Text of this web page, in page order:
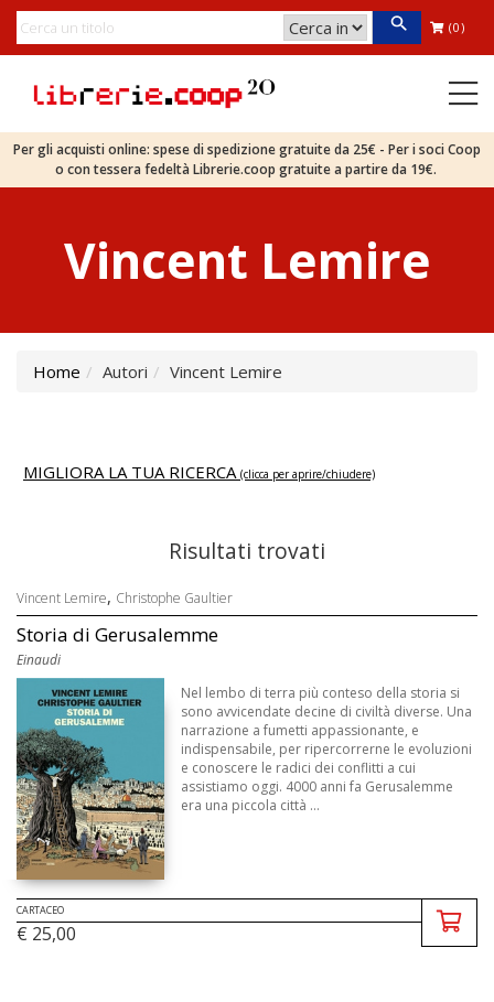
(0)
Per gli acquisti online: spese di spedizione gratuite da 25€ - Per i soci Coop
o con tessera fedeltà Librerie.coop gratuite a partire da 19€.
Vincent Lemire
Home Autori Vincent Lemire
MIGLIORA LA TUA RICERCA (clicca per aprire/chiudere)
Risultati trovati
Vincent Lemire, Christophe Gaultier
Storia di Gerusalemme
Einaudi
Nel lembo di terra più conteso della storia si
sono avvicendate decine di civiltà diverse. Una
narrazione a fumetti appassionante, e
indispensabile, per ripercorrerne le evoluzioni
e conoscere le radici dei conflitti a cui
assistiamo oggi. 4000 anni fa Gerusalemme
era una piccola città ...
CARTACEO
€ 25,00